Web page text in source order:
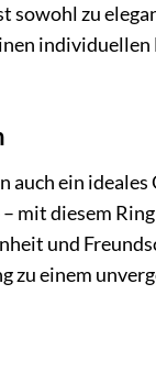
zu
ein ideales
mit diesem
und
einem